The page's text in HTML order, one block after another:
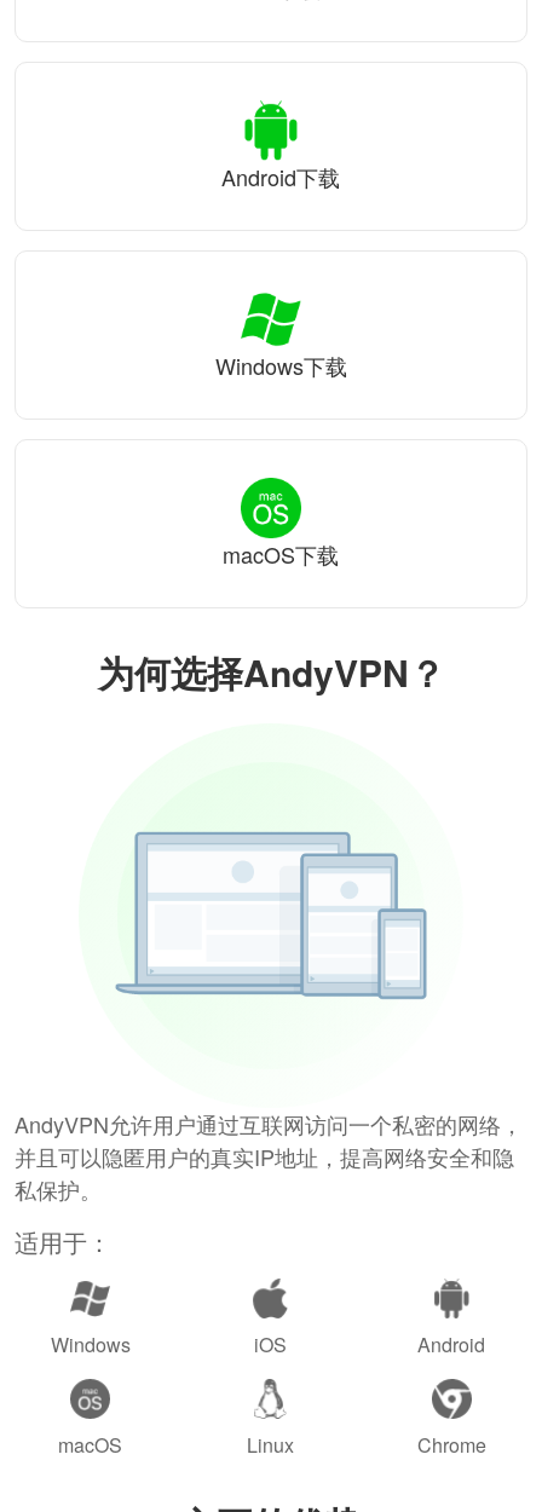
为何选择AndyVPN？
AndyVPN允许用户通过互联网访问一个私密的网络，
并且可以隐匿用户的真实IP地址，提高网络安全和隐
私保护。
适用于：
Windows iOS Android
macOS Linux Chrome
Android下载
Windows下载
macOS下载